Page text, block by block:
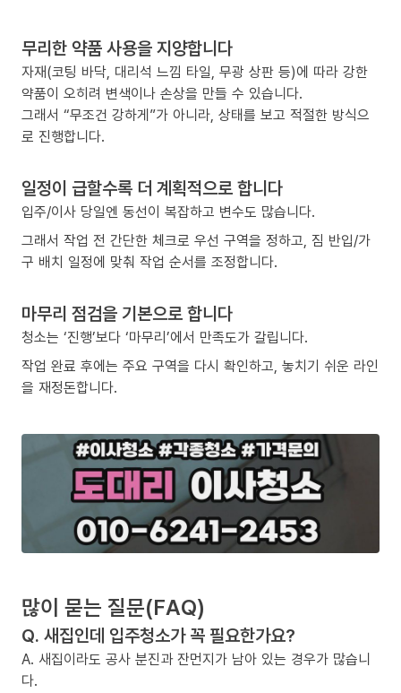
무리한 약품 사용을 지양합니다
자재(코팅 바닥, 대리석 느낌 타일, 무광 상판 등)에 따라 강한
약품이 오히려 변색이나 손상을 만들 수 있습니다.
그래서 “무조건 강하게”가 아니라, 상태를 보고 적절한 방식으
로 진행합니다.
일정이 급할수록 더 계획적으로 합니다
입주/이사 당일엔 동선이 복잡하고 변수도 많습니다.
그래서 작업 전 간단한 체크로 우선 구역을 정하고, 짐 반입/가
구 배치 일정에 맞춰 작업 순서를 조정합니다.
마무리 점검을 기본으로 합니다
청소는 ‘진행’보다 ‘마무리’에서 만족도가 갈립니다.
작업 완료 후에는 주요 구역을 다시 확인하고, 놓치기 쉬운 라인
을 재정돈합니다.
많이 묻는 질문(FAQ)
Q. 새집인데 입주청소가 꼭 필요한가요?
A. 새집이라도 공사 분진과 잔먼지가 남아 있는 경우가 많습니
다.